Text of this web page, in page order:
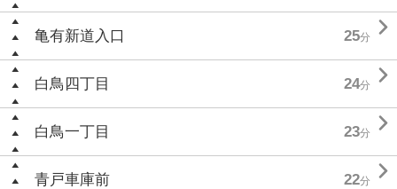
亀有新道入口 25分 
白鳥四丁目 24分 
白鳥一丁目 23分 
青戸車庫前 22分 